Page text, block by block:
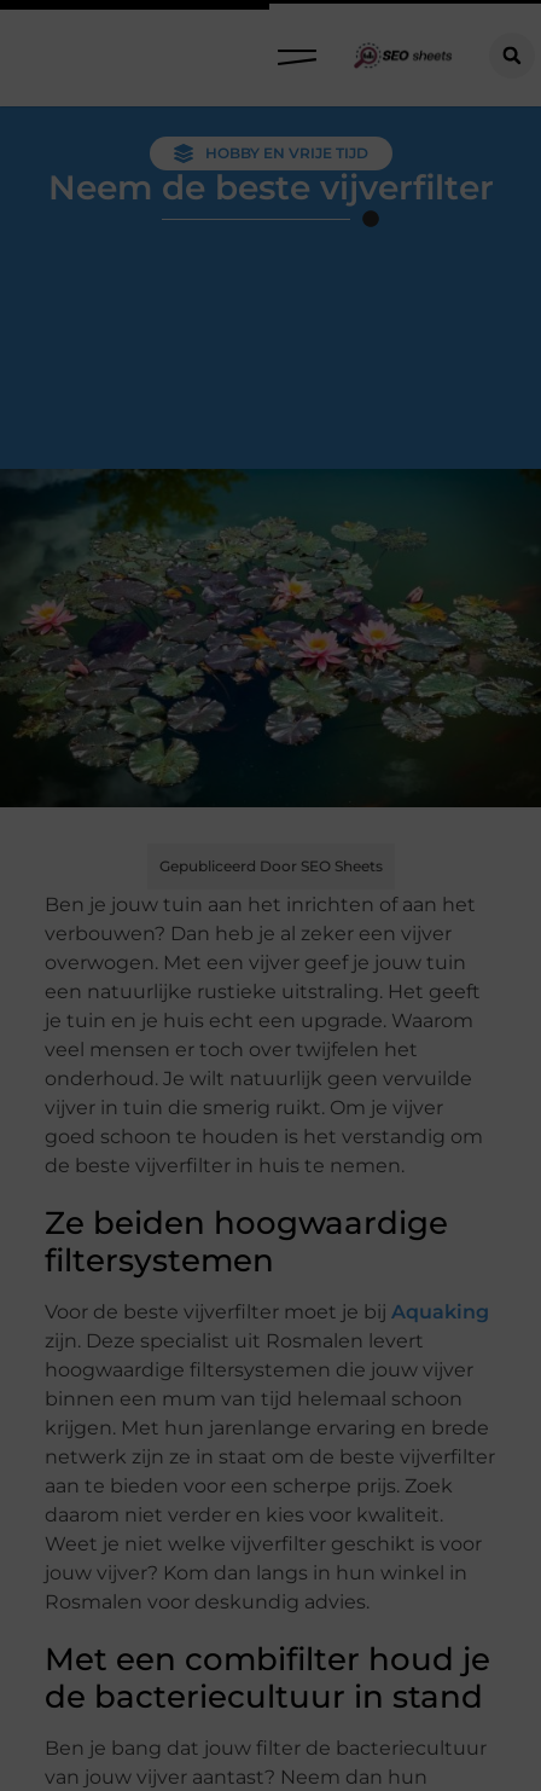
HOBBY EN VRIJE TIJD
Neem de beste vijverfilter
Gepubliceerd Door SEO Sheets
Ben je jouw tuin aan het inrichten of aan het
verbouwen? Dan heb je al zeker een vijver
overwogen. Met een vijver geef je jouw tuin
een natuurlijke rustieke uitstraling. Het geeft
je tuin en je huis echt een upgrade. Waarom
veel mensen er toch over twijfelen het
onderhoud. Je wilt natuurlijk geen vervuilde
vijver in tuin die smerig ruikt. Om je vijver
goed schoon te houden is het verstandig om
de beste vijverfilter in huis te nemen.
Ze beiden hoogwaardige
filtersystemen
Voor de beste vijverfilter moet je bij Aquaking
zijn. Deze specialist uit Rosmalen levert
hoogwaardige filtersystemen die jouw vijver
binnen een mum van tijd helemaal schoon
krijgen. Met hun jarenlange ervaring en brede
netwerk zijn ze in staat om de beste vijverfilter
aan te bieden voor een scherpe prijs. Zoek
daarom niet verder en kies voor kwaliteit.
Weet je niet welke vijverfilter geschikt is voor
jouw vijver? Kom dan langs in hun winkel in
Rosmalen voor deskundig advies.
Met een combifilter houd je
de bacteriecultuur in stand
Ben je bang dat jouw filter de bacteriecultuur
van jouw vijver aantast? Neem dan hun